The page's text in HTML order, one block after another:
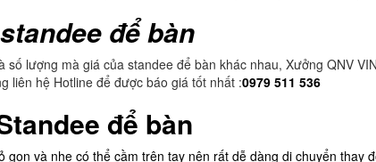
để bàn
số lượng mà giá của standee để bàn khác nhau, Xưởng QNV
liên hệ Hotline để được báo giá tốt nhất :0979 511 536
để bàn
gọn và nhẹ có thể cầm trên tay nên rất dễ dàng di chuyển thay